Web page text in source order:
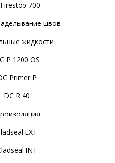
700
швов
жидкости
P 1200 OS
Primer P
DC R 40
EXT
INT